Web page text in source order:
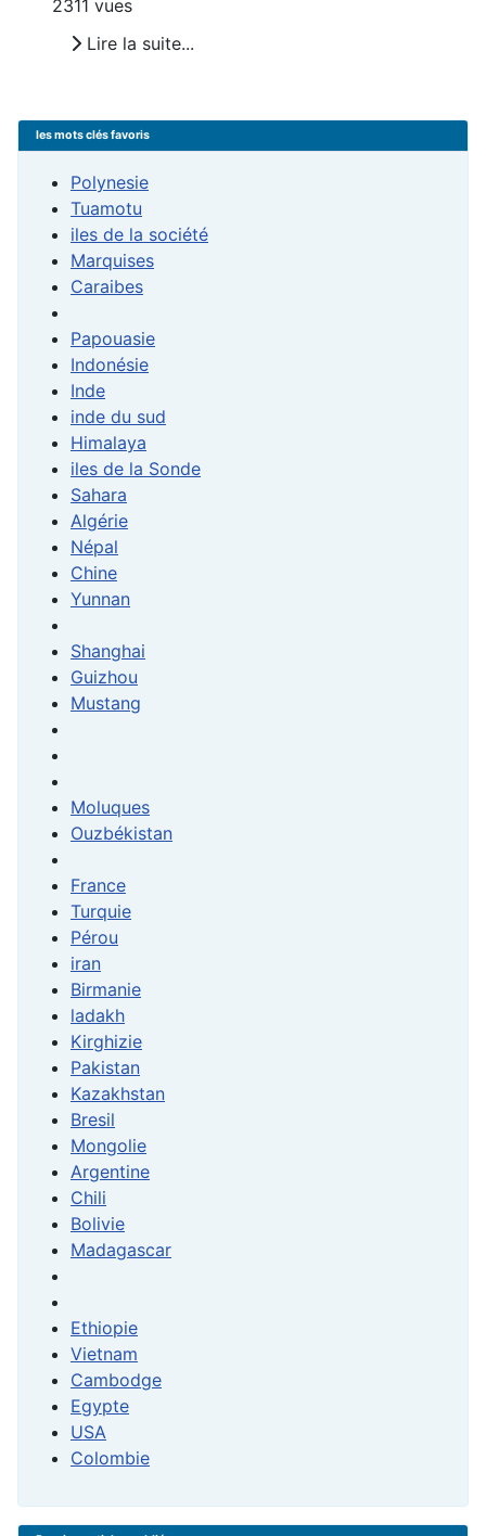
2311 vues
Lire la suite...
les mots clés favoris
Polynesie
Tuamotu
iles de la société
Marquises
Caraibes
Papouasie
Indonésie
Inde
inde du sud
Himalaya
iles de la Sonde
Sahara
Algérie
Népal
Chine
Yunnan
Shanghai
Guizhou
Mustang
Moluques
Ouzbékistan
France
Turquie
Pérou
iran
Birmanie
ladakh
Kirghizie
Pakistan
Kazakhstan
Bresil
Mongolie
Argentine
Chili
Bolivie
Madagascar
Ethiopie
Vietnam
Cambodge
Egypte
USA
Colombie